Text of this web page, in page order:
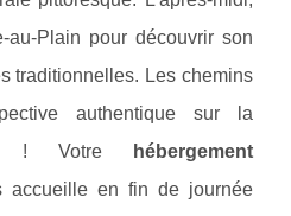
au-Plain pour découvrir son
traditionnelles. Les chemins
authentique sur la
! Votre
hébergement
en fin de journée